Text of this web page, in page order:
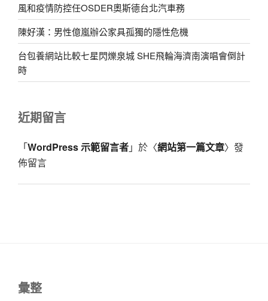
風和疫情防控任OSDER奧斯德台北汽車務
陳好漢：男性億嵐辦公家具孤獨的隱性危機
台包養網站比較七星閃爍泉城 SHE飛輪海濟南演唱會倒計
時
近期留言
「WordPress 示範留言者」於〈網站第一篇文章〉發
佈留言
彙整